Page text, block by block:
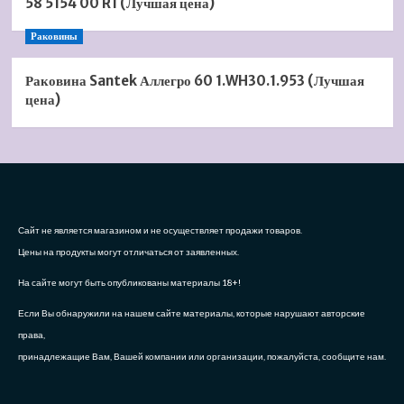
Раковины
Раковина Santek Аллегро 60 1.WH30.1.953 (Лучшая
цена)
Сайт не является магазином и не осуществляет продажи товаров.
Цены на продукты могут отличаться от заявленных.
На сайте могут быть опубликованы материалы 18+!
Если Вы обнаружили на нашем сайте материалы, которые нарушают авторские
права,
принадлежащие Вам, Вашей компании или организации, пожалуйста, сообщите нам.